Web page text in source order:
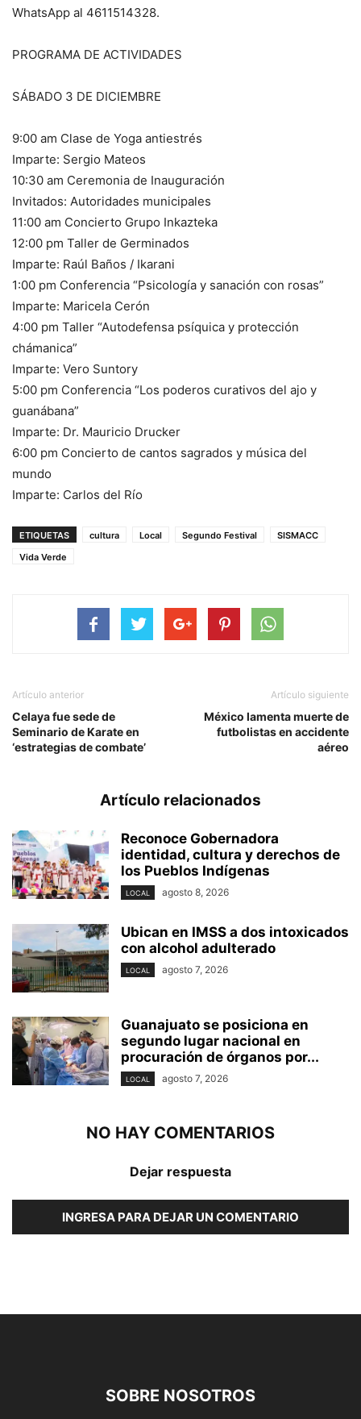
WhatsApp al 4611514328.
PROGRAMA DE ACTIVIDADES
SÁBADO 3 DE DICIEMBRE
9:00 am Clase de Yoga antiestrés
Imparte: Sergio Mateos
10:30 am Ceremonia de Inauguración
Invitados: Autoridades municipales
11:00 am Concierto Grupo Inkazteka
12:00 pm Taller de Germinados
Imparte: Raúl Baños / Ikarani
1:00 pm Conferencia “Psicología y sanación con rosas”
Imparte: Maricela Cerón
4:00 pm Taller “Autodefensa psíquica y protección
chámanica”
Imparte: Vero Suntory
5:00 pm Conferencia “Los poderos curativos del ajo y
guanábana”
Imparte: Dr. Mauricio Drucker
6:00 pm Concierto de cantos sagrados y música del
mundo
Imparte: Carlos del Río
ETIQUETAS cultura Local Segundo Festival
SISMACC
Vida Verde
Artículo anterior
Celaya fue sede de
Seminario de Karate en
‘estrategias de combate’
Artículo siguiente
México lamenta muerte de
futbolistas en accidente
aéreo
Artículo relacionados
Reconoce Gobernadora
identidad, cultura y derechos de
los Pueblos Indígenas
LOCAL agosto 8, 2026
Ubican en IMSS a dos intoxicados
con alcohol adulterado
LOCAL agosto 7, 2026
Guanajuato se posiciona en
segundo lugar nacional en
procuración de órganos por...
LOCAL agosto 7, 2026
NO HAY COMENTARIOS
Dejar respuesta
INGRESA PARA DEJAR UN COMENTARIO
SOBRE NOSOTROS